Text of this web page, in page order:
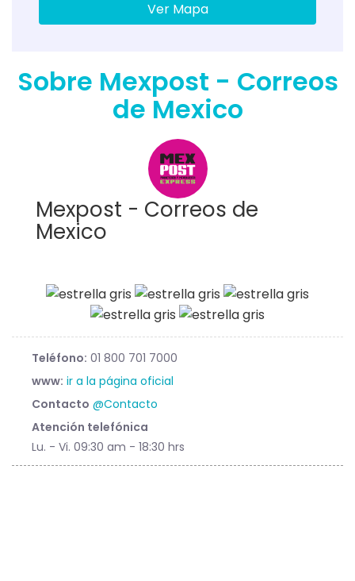
Ver Mapa
Sobre Mexpost - Correos
de Mexico
Mexpost - Correos de
Mexico
Teléfono: 01 800 701 7000
www: ir a la página oficial
Contacto @Contacto
Atención telefónica
Lu. - Vi. 09:30 am - 18:30 hrs